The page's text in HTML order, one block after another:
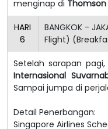
menginap di
HARI
6
BANGKOK -
Flight)
Setelah sarapan
Internasional
Sampai jumpa di
Detail Penerbangan:
Singapore Airlines